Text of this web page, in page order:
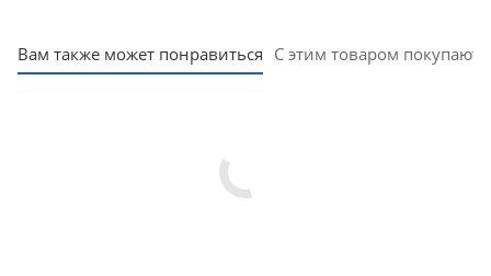
Вам также может понравиться С этим товаром покупают